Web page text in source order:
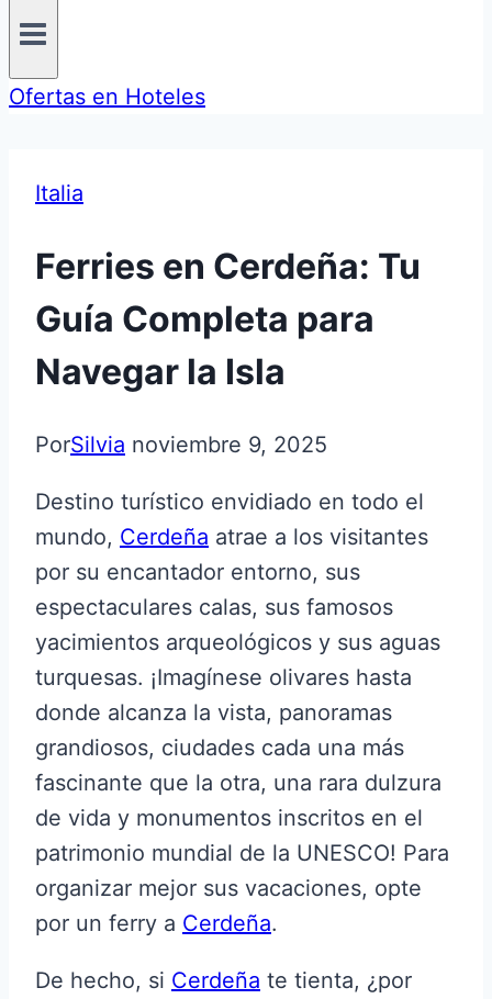
Ofertas en Hoteles
Italia
Ferries en Cerdeña: Tu
Guía Completa para
Navegar la Isla
PorSilvia noviembre 9, 2025
Destino turístico envidiado en todo el
mundo, Cerdeña atrae a los visitantes
por su encantador entorno, sus
espectaculares calas, sus famosos
yacimientos arqueológicos y sus aguas
turquesas. ¡Imagínese olivares hasta
donde alcanza la vista, panoramas
grandiosos, ciudades cada una más
fascinante que la otra, una rara dulzura
de vida y monumentos inscritos en el
patrimonio mundial de la UNESCO! Para
organizar mejor sus vacaciones, opte
por un ferry a Cerdeña.
De hecho, si Cerdeña te tienta, ¿por